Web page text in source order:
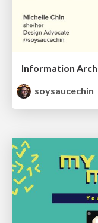
soysaucechin